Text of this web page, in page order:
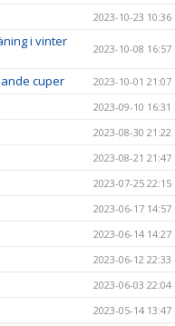
2023-10-23 10:36
i vinter
2023-10-08 16:57
cuper 2023-10-01 21:07
2023-09-10 16:31
2023-08-30 21:22
2023-08-21 21:47
2023-07-25 22:15
2023-06-17 14:57
2023-06-14 14:27
2023-06-12 22:33
2023-06-03 22:04
2023-05-14 13:47